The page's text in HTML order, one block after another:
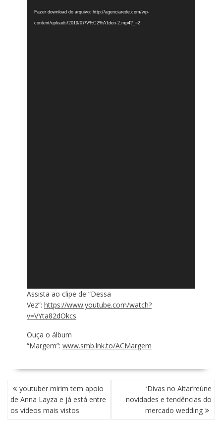
vídeo
Fazer download do arquivo: http://agenciarede.com/wp-
content/uploads/2019/07/V%C2%A1deo-2.mp4?_=2
Assista ao clipe de “Dessa
Vez”: https://www.youtube.com/watch?
v=VYta82dOkcs
Ouça o álbum
“Margem”: www.smb.lnk.to/ACMargem
N
A
V
E
youtuber mirim tem apoio
de Anna Layza e já está entre
os vídeos mais vistos
‘Divas no Altar’reúne
novidades e tendências do
mercado wedding